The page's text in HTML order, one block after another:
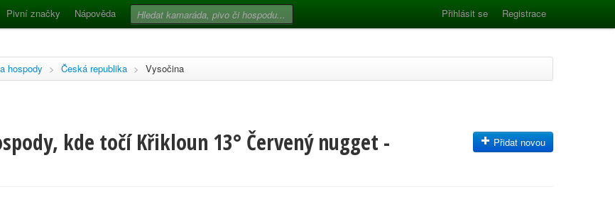
Pivní značky Nápověda Přihlásit se Registrace
hospody > Česká republika > Vysočina
kde točí Křikloun 13° Červený nugget - Přidat novou